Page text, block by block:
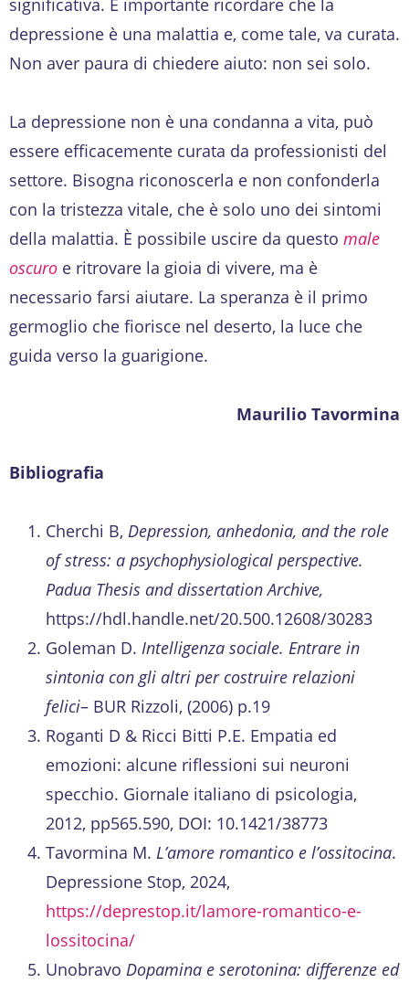
significativa. È importante ricordare che la
depressione è una malattia e, come tale, va curata.
Non aver paura di chiedere aiuto: non sei solo.
La depressione non è una condanna a vita, può
essere efficacemente curata da professionisti del
settore. Bisogna riconoscerla e non confonderla
con la tristezza vitale, che è solo uno dei sintomi
della malattia. È possibile uscire da questo male
oscuro e ritrovare la gioia di vivere, ma è
necessario farsi aiutare. La speranza è il primo
germoglio che fiorisce nel deserto, la luce che
guida verso la guarigione.
Maurilio Tavormina
Bibliografia
Cherchi B, Depression, anhedonia, and the role
of stress: a psychophysiological perspective.
Padua Thesis and dissertation Archive,
https://hdl.handle.net/20.500.12608/30283
Goleman D. Intelligenza sociale. Entrare in
sintonia con gli altri per costruire relazioni
felici– BUR Rizzoli, (2006) p.19
Roganti D & Ricci Bitti P.E. Empatia ed
emozioni: alcune riflessioni sui neuroni
specchio. Giornale italiano di psicologia,
2012, pp565.590, DOI: 10.1421/38773
Tavormina M. L’amore romantico e l’ossitocina.
Depressione Stop, 2024,
https://deprestop.it/lamore-romantico-e-
lossitocina/
Unobravo Dopamina e serotonina: differenze ed